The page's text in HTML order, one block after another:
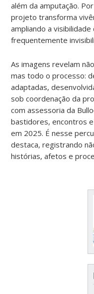
além da amputação.
projeto transforma
ampliando a
frequentemente
As imagens revelam
mas todo o processo:
adaptadas,
sob coordenação da
com assessoria da
bastidores, encontros
em 2025. É nesse
destaca, registrando
histórias, afetos e